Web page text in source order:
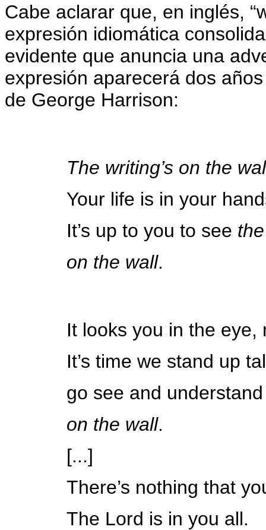
Cabe aclarar que, en inglés,
expresión idiomática
evidente que anuncia una
expresión aparecerá dos
de George Harrison:
The writing’s on the
Your life is in your
It’s up to you to see
on the wall.
It looks you in the eye,
It’s time we stand up
go see and
on the wall.
[...]
There’s nothing that
The Lord is in you all.